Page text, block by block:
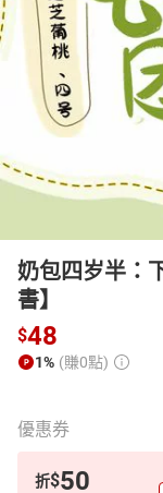
日本購物 電
奶包四岁半：
書】
$48
1% (賺0點)
優惠券
折$50